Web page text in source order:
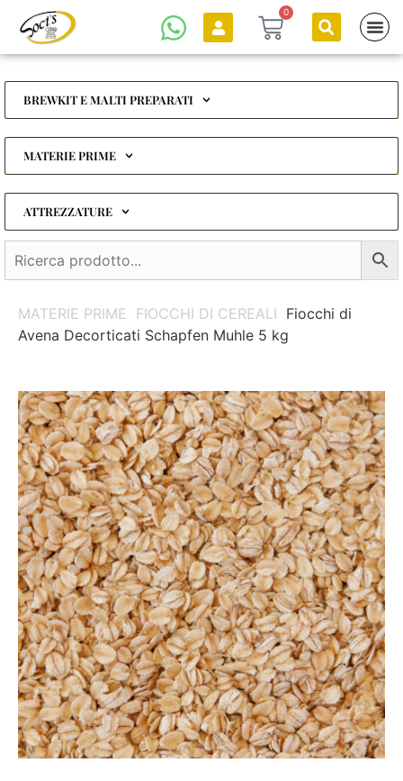
0
BREWKIT E MALTI PREPARATI
MATERIE PRIME
ATTREZZATURE
MATERIE PRIME FIOCCHI DI CEREALI Fiocchi di
Avena Decorticati Schapfen Muhle 5 kg